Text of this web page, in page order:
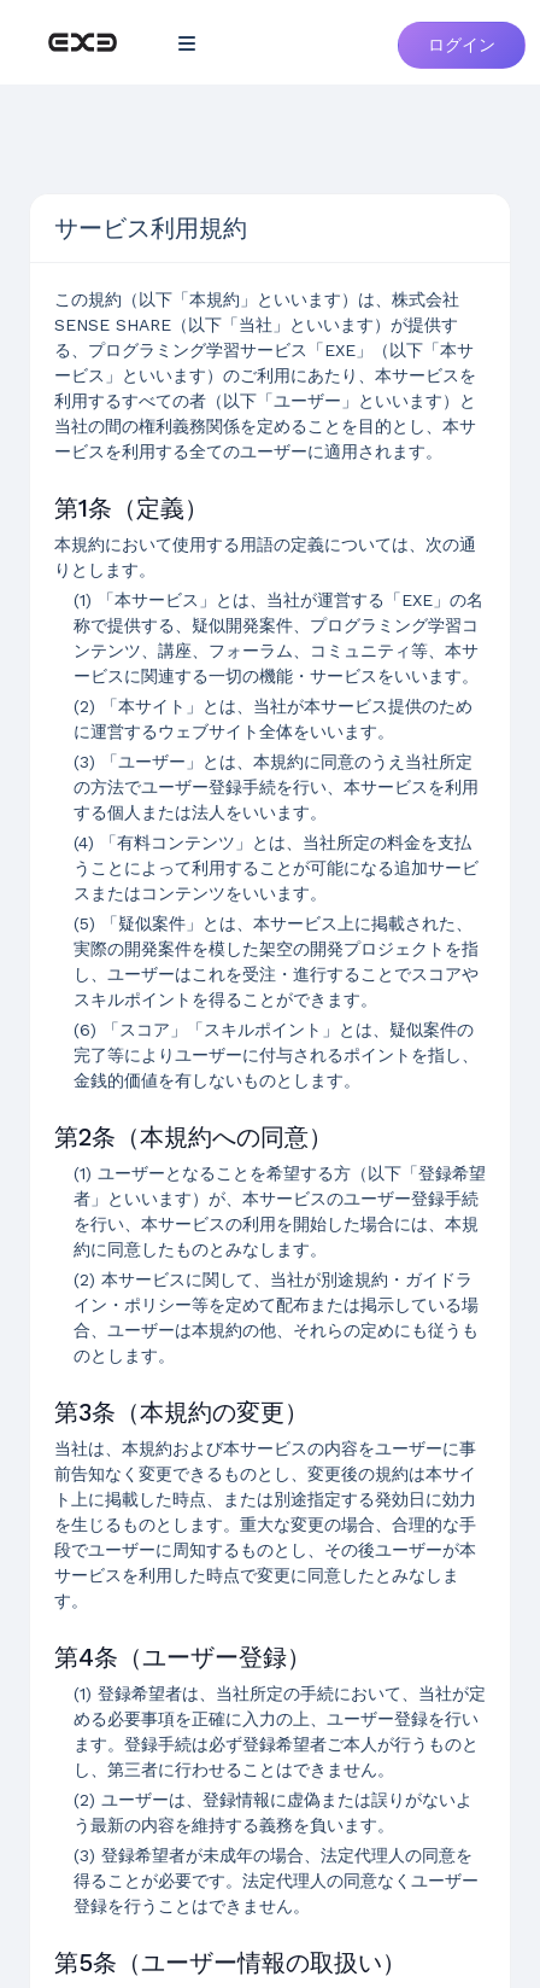
ログイン
サービス利用規約
この規約（以下「本規約」といいます）は、株式会社
SENSE SHARE（以下「当社」といいます）が提供す
る、プログラミング学習サービス「EXE」（以下「本サ
ービス」といいます）のご利用にあたり、本サービスを
利用するすべての者（以下「ユーザー」といいます）と
当社の間の権利義務関係を定めることを目的とし、本サ
ービスを利用する全てのユーザーに適用されます。
第1条（定義）
本規約において使用する用語の定義については、次の通
りとします。
(1) 「本サービス」とは、当社が運営する「EXE」の名
称で提供する、疑似開発案件、プログラミング学習コ
ンテンツ、講座、フォーラム、コミュニティ等、本サ
ービスに関連する一切の機能・サービスをいいます。
(2) 「本サイト」とは、当社が本サービス提供のため
に運営するウェブサイト全体をいいます。
(3) 「ユーザー」とは、本規約に同意のうえ当社所定
の方法でユーザー登録手続を行い、本サービスを利用
する個人または法人をいいます。
(4) 「有料コンテンツ」とは、当社所定の料金を支払
うことによって利用することが可能になる追加サービ
スまたはコンテンツをいいます。
(5) 「疑似案件」とは、本サービス上に掲載された、
実際の開発案件を模した架空の開発プロジェクトを指
し、ユーザーはこれを受注・進行することでスコアや
スキルポイントを得ることができます。
(6) 「スコア」「スキルポイント」とは、疑似案件の
完了等によりユーザーに付与されるポイントを指し、
金銭的価値を有しないものとします。
第2条（本規約への同意）
(1) ユーザーとなることを希望する方（以下「登録希望
者」といいます）が、本サービスのユーザー登録手続
を行い、本サービスの利用を開始した場合には、本規
約に同意したものとみなします。
(2) 本サービスに関して、当社が別途規約・ガイドラ
イン・ポリシー等を定めて配布または掲示している場
合、ユーザーは本規約の他、それらの定めにも従うも
のとします。
第3条（本規約の変更）
当社は、本規約および本サービスの内容をユーザーに事
前告知なく変更できるものとし、変更後の規約は本サイ
ト上に掲載した時点、または別途指定する発効日に効力
を生じるものとします。重大な変更の場合、合理的な手
段でユーザーに周知するものとし、その後ユーザーが本
サービスを利用した時点で変更に同意したとみなしま
す。
第4条（ユーザー登録）
(1) 登録希望者は、当社所定の手続において、当社が定
める必要事項を正確に入力の上、ユーザー登録を行い
ます。登録手続は必ず登録希望者ご本人が行うものと
し、第三者に行わせることはできません。
(2) ユーザーは、登録情報に虚偽または誤りがないよ
う最新の内容を維持する義務を負います。
(3) 登録希望者が未成年の場合、法定代理人の同意を
得ることが必要です。法定代理人の同意なくユーザー
登録を行うことはできません。
第5条（ユーザー情報の取扱い）